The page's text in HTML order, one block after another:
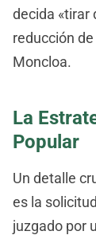
decida «tirar
reducción
Moncloa.
La
Popular
Un detalle
es la
juzgado por